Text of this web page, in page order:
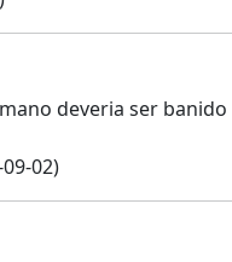
deveria ser
02)